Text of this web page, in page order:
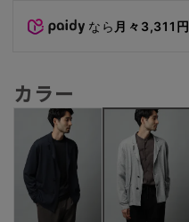
なら 月々3,311円
カラー